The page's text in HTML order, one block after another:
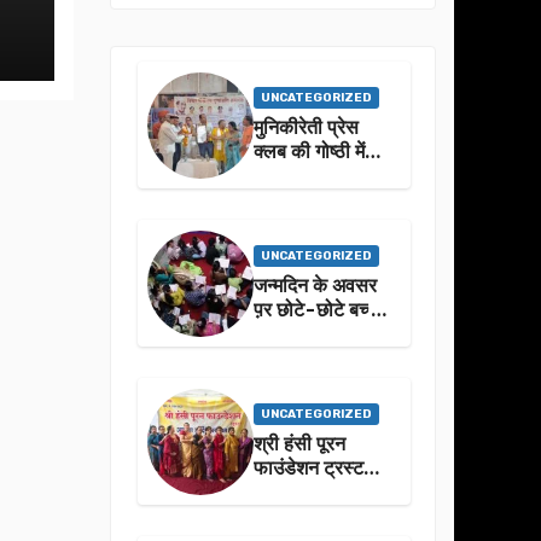
UNCATEGORIZED
मुनिकीरेती प्रेस
क्लब की गोष्ठी में
UNCATEGORIZED
जन्मदिन के अवसर
प़र छोटे-छोटे बच्चो
UNCATEGORIZED
श्री हंसी पूरन
फाउंडेशन ट्रस्ट